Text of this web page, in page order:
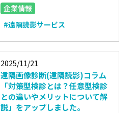
企業情報
#遠隔読影サービス
2025/11/21
遠隔画像診断(遠隔読影)コラム
「対策型検診とは？任意型検診
との違いやメリットについて解
説」をアップしました。